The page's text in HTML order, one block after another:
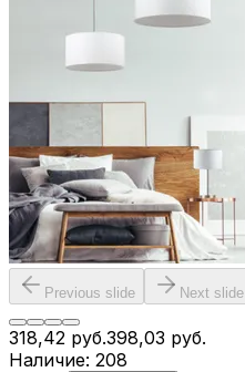
Previous slide Next slide
318,42 руб.398,03 руб.
Наличие: 208